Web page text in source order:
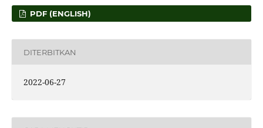
PDF (ENGLISH)
DITERBITKAN
2022-06-27